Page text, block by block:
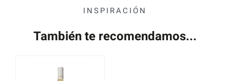
INSPIRACIÓN
También te recomendamos...